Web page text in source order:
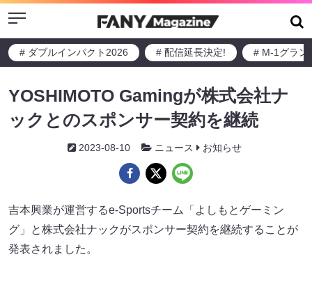
Menu
# ダブルインパクト2026 # 配信延長決定! # M-1グラン
YOSHIMOTO Gamingが株式会社ナ
ックとのスポンサー契約を継続
2023-08-10 ニュース お知らせ
吉本興業が運営するe-Sportsチーム「よしもとゲーミン
グ」と株式会社ナックがスポンサー契約を継続することが
発表されました。